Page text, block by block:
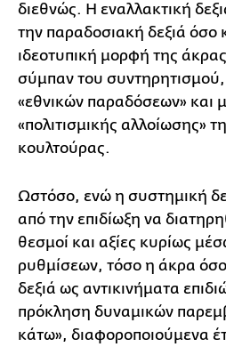
διεθνώς. Η εναλλακτική
την παραδοσιακή δεξιά όσο
ιδεοτυπική μορφή της
σύμπαν του
«εθνικών παραδόσεων» και
«πολιτισμικής αλλοίωσης»
κουλτούρας.
Ωστόσο, ενώ η συστημική
από την επιδίωξη να
θεσμοί και αξίες κυρίως
ρυθμίσεων, τόσο η άκρα όσο
δεξιά ως αντικινήματα
πρόκληση δυναμικών
κάτω», διαφοροποιούμενα